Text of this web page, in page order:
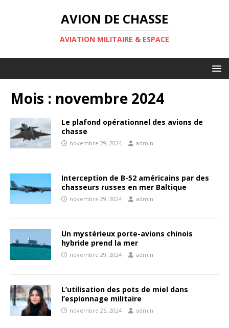
AVION DE CHASSE
AVIATION MILITAIRE & ESPACE
Mois : novembre 2024
Le plafond opérationnel des avions de
chasse
novembre 29, 2024 admin
Interception de B-52 américains par des
chasseurs russes en mer Baltique
novembre 29, 2024 admin
Un mystérieux porte-avions chinois
hybride prend la mer
novembre 29, 2024 admin
L’utilisation des pots de miel dans
l’espionnage militaire
novembre 25, 2024 admin